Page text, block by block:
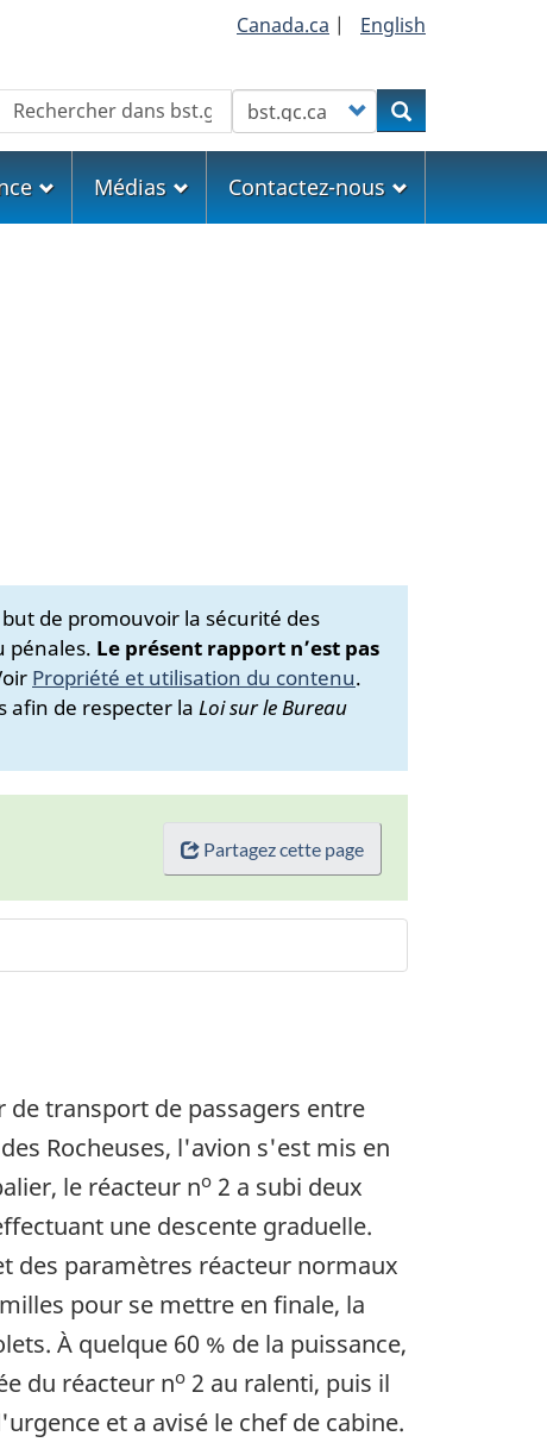
Canada.ca | English
Rechercher Customize your searchRechercher
Médias Contactez-nous
de promouvoir la sécurité des
pénales. Le présent rapport n’est pas
Propriété et utilisation du contenu.
afin de respecter la Loi sur le Bureau
Partagez cette page
de transport de passagers entre
Rocheuses, l'avion s'est mis en
le réacteur no 2 a subi deux
une descente graduelle.
des paramètres réacteur normaux
pour se mettre en finale, la
À quelque 60 % de la puissance,
du réacteur no 2 au ralenti, puis il
et a avisé le chef de cabine.